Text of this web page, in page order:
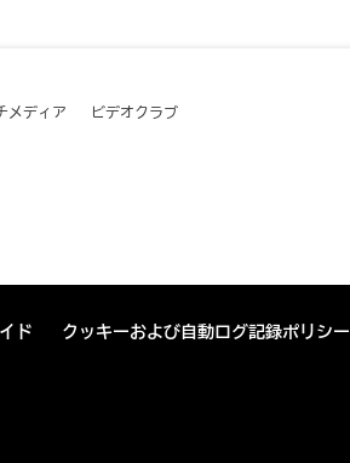
メディア ビデオクラブ
ド クッキーおよび自動ログ記録ポリシー